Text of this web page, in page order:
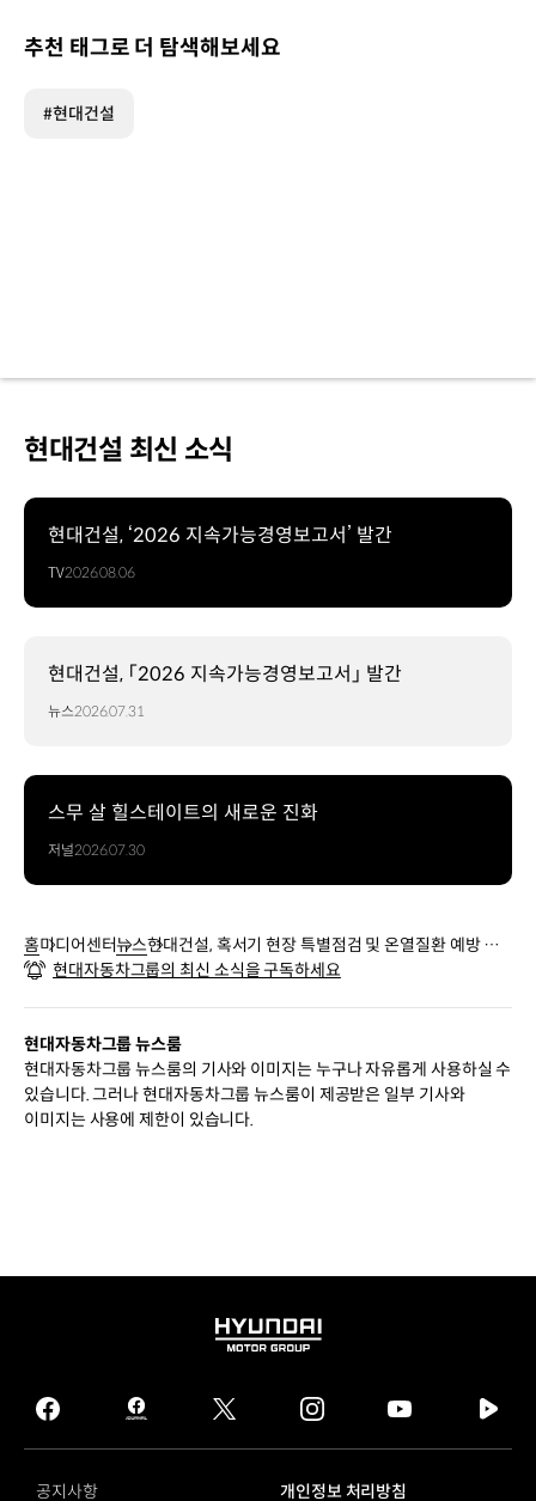
추천 태그로 더 탐색해보세요
#현대건설
현대건설 최신 소식
현대건설, ‘2026 지속가능경영보고서’ 발간
TV2026.08.06
현대건설, 「2026 지속가능경영보고서」 발간
뉴스2026.07.31
스무 살 힐스테이트의 새로운 진화
저널2026.07.30
홈미디어센터뉴스현대건설, 혹서기 현장 특별점검 및 온열질환 예방 캠
페인 전개
현대자동차그룹의 최신 소식을 구독하세요
현대자동차그룹 뉴스룸
현대자동차그룹 뉴스룸의 기사와 이미지는 누구나 자유롭게 사용하실 수
있습니다. 그러나 현대자동차그룹 뉴스룸이 제공받은 일부 기사와
이미지는 사용에 제한이 있습니다.
HYUNDAI
GROUP
facebook
hmg
journal
twitter instagram
tv
공지사항
개인정보 처리방침